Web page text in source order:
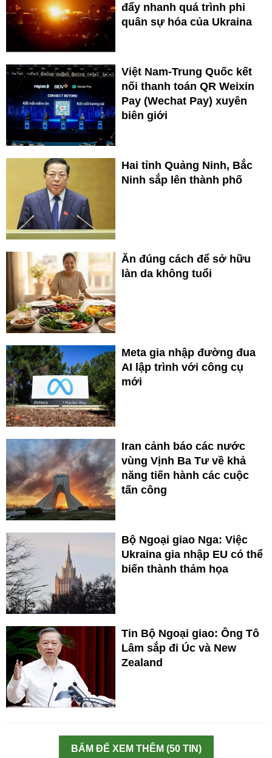
đẩy nhanh quá trình phi
quân sự hóa của Ukraina
Việt Nam-Trung Quốc kết
nối thanh toán QR Weixin
Pay (Wechat Pay) xuyên
biên giới
Hai tỉnh Quảng Ninh, Bắc
Ninh sắp lên thành phố
Ăn đúng cách để sở hữu
làn da không tuổi
Meta gia nhập đường đua
AI lập trình với công cụ
mới
Iran cảnh báo các nước
vùng Vịnh Ba Tư về khả
năng tiến hành các cuộc
tấn công
Bộ Ngoại giao Nga: Việc
Ukraina gia nhập EU có thể
biến thành thảm họa
Tin Bộ Ngoại giao: Ông Tô
Lâm sắp đi Úc và New
Zealand
BẤM ĐỂ XEM THÊM (50 TIN)